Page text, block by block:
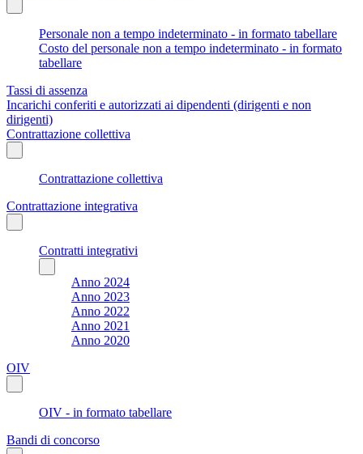
Personale non a tempo indeterminato - in formato tabellare
Costo del personale non a tempo indeterminato - in formato
tabellare
Tassi di assenza
Incarichi conferiti e autorizzati ai dipendenti (dirigenti e non
dirigenti)
Contrattazione collettiva
Contrattazione collettiva
Contrattazione integrativa
Contratti integrativi
Anno 2024
Anno 2023
Anno 2022
Anno 2021
Anno 2020
OIV
OIV - in formato tabellare
Bandi di concorso